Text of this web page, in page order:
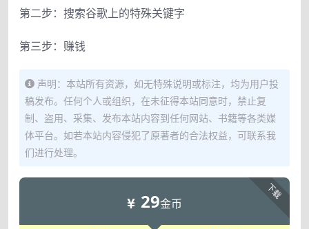
第二步：搜索谷歌上的特殊关键字
第三步：赚钱
声明：本站所有资源，如无特殊说明或标注，均为用户投
稿发布。任何个人或组织，在未征得本站同意时，禁止复
制、盗用、采集、发布本站内容到任何网站、书籍等各类媒
体平台。如若本站内容侵犯了原著者的合法权益，可联系我
们进行处理。
下载
29金币